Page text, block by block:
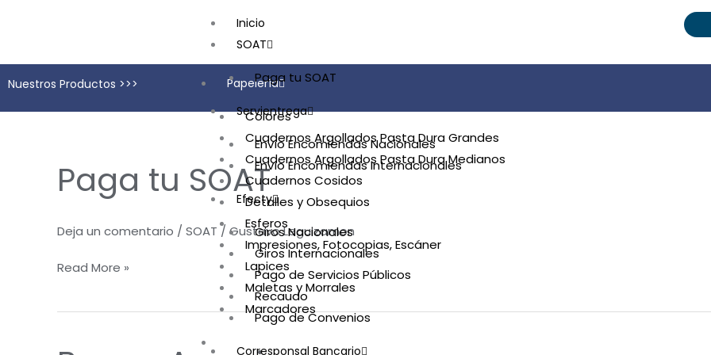
Inicio
SOAT
Paga tu SOAT
Servientrega
Envío Encomiendas Nacionales
Envío Encomiendas Internacionales
Efecty
Giros Nacionales
Giros Internacionales
Pago de Servicios Públicos
Recaudo
Pago de Convenios
Corresponsal Bancario
Nuestros Productos >>> Papelería
Colores
Cuadernos Argollados Pasta Dura Grandes
Cuadernos Argollados Pasta Dura Medianos
Cuadernos Cosidos
Detalles y Obsequios
Esferos
Impresiones, Fotocopias, Escáner
Lapices
Maletas y Morrales
Marcadores
Paga tu SOAT
Deja un comentario / SOAT/ Gustavo Leguizamon
Paga
tu
Read More »